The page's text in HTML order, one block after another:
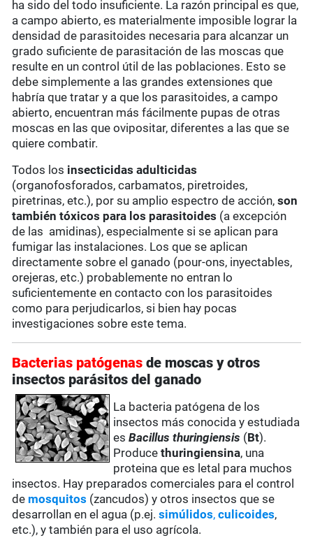
ha sido del todo insuficiente. La razón principal es que,
a campo abierto, es materialmente imposible lograr la
densidad de parasitoides necesaria para alcanzar un
grado suficiente de parasitación de las moscas que
resulte en un control útil de las poblaciones. Esto se
debe simplemente a las grandes extensiones que
habría que tratar y a que los parasitoides, a campo
abierto, encuentran más fácilmente pupas de otras
moscas en las que ovipositar, diferentes a las que se
quiere combatir.
Todos los insecticidas adulticidas
(organofosforados, carbamatos, piretroides,
piretrinas, etc.), por su amplio espectro de acción,son
también tóxicos para los parasitoides (a excepción
de las amidinas), especialmente si se aplican para
fumigar las instalaciones. Los que se aplican
directamente sobre el ganado (pour-ons, inyectables,
orejeras, etc.) probablemente no entran lo
suficientemente en contacto con los parasitoides
como para perjudicarlos, si bien hay pocas
investigaciones sobre este tema.
Bacterias patógenas de moscas y otros
insectos parásitos del ganado
La bacteria patógena de los
insectos más conocida y estudiada
esBacillus thuringiensis (Bt).
Producethuringiensina, una
proteina que es letal para muchos
insectos. Hay preparados comerciales para el control
de mosquitos (zancudos) y otros insectos que se
desarrollan en el agua (p.ej.simúlidos,culicoides,
etc.), y también para el uso agrícola.